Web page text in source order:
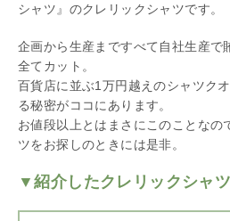
シャツ』のクレリックシャツです。
企画から生産まですべて自社生産で
全てカット。
百貨店に並ぶ1万円越えのシャツク
る秘密がココにあります。
お値段以上とはまさにこのことなの
ツをお探しのときには是非。
▼紹介したクレリックシャ